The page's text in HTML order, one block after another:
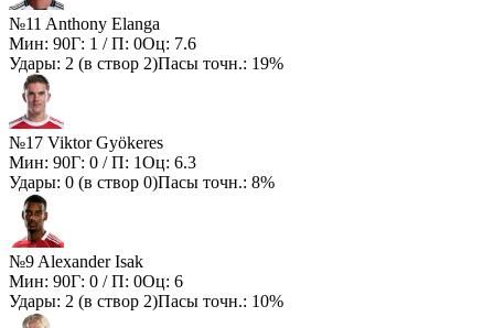
№11 Anthony Elanga
Мин: 90Г: 1 / П: 0Оц: 7.6
Удары: 2 (в створ 2)Пасы точн.: 19%
№17 Viktor Gyökeres
Мин: 90Г: 0 / П: 1Оц: 6.3
Удары: 0 (в створ 0)Пасы точн.: 8%
№9 Alexander Isak
Мин: 90Г: 0 / П: 0Оц: 6
Удары: 2 (в створ 2)Пасы точн.: 10%